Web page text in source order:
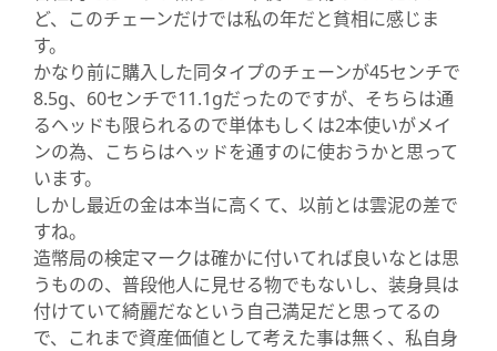
ど、このチェーンだけでは私の年だと貧相に感じま
す。
かなり前に購入した同タイプのチェーンが45センチで
8.5g、60センチで11.1gだったのですが、そちらは通
るヘッドも限られるので単体もしくは2本使いがメイ
ンの為、こちらはヘッドを通すのに使おうかと思って
います。
しかし最近の金は本当に高くて、以前とは雲泥の差で
すね。
造幣局の検定マークは確かに付いてれば良いなとは思
うものの、普段他人に見せる物でもないし、装身具は
付けていて綺麗だなという自己満足だと思ってるの
で、これまで資産価値として考えた事は無く、私自身